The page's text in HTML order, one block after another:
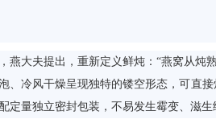
大夫提出，重新定义鲜炖：“燕窝从炖熟
、冷风干燥呈现独特的镂空形态，可直
定量独立密封包装，不易发生霉变、滋生